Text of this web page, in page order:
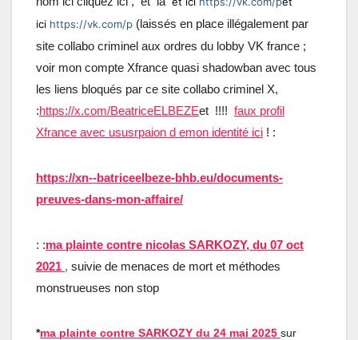
ici https://vk.com/p (laissés en place illégalement par
site collabo criminel aux ordres du lobby VK france ;
voir mon compte Xfrance quasi shadowban avec tous
les liens bloqués par ce site collabo criminel X,
:https://x.com/BeatriceELBEZEet !!!! faux profil
Xfrance avec ususrpaion d emon identité ici ! :
https://xn--batriceelbeze-bhb.eu/documents-
preuves-dans-mon-affaire/
: :ma plainte contre nicolas SARKOZY, du 07 oct
2021 , suivie de menaces de mort et méthodes
monstrueuses non stop
*ma plainte contre SARKOZY du 24 mai 2025 sur